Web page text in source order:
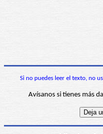
Si no puedes leer el texto, no
Avísanos si tienes más